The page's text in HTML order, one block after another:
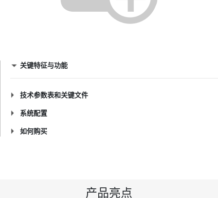
关键特征与功能
技术参数表和关键文件
系统配置
如何购买
产品亮点